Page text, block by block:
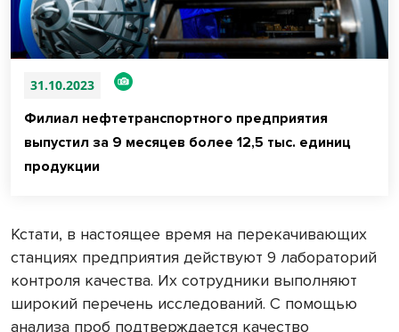
31.10.2023
Филиал нефтетранспортного предприятия
выпустил за 9 месяцев более 12,5 тыс. единиц
продукции
Кстати, в настоящее время на перекачивающих
станциях предприятия действуют 9 лабораторий
контроля качества. Их сотрудники выполняют
широкий перечень исследований. С помощью
анализа проб подтверждается качество